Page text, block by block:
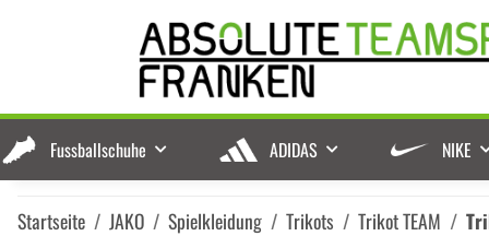
Fussballschuhe ADIDAS NIKE
Startseite JAKO Spielkleidung Trikots Trikot TEAM